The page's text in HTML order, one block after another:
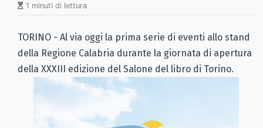
1 minuti di lettura
TORINO - Al via oggi la prima serie di eventi allo stand
della Regione Calabria durante la giornata di apertura
della XXXIII edizione del Salone del libro di Torino.